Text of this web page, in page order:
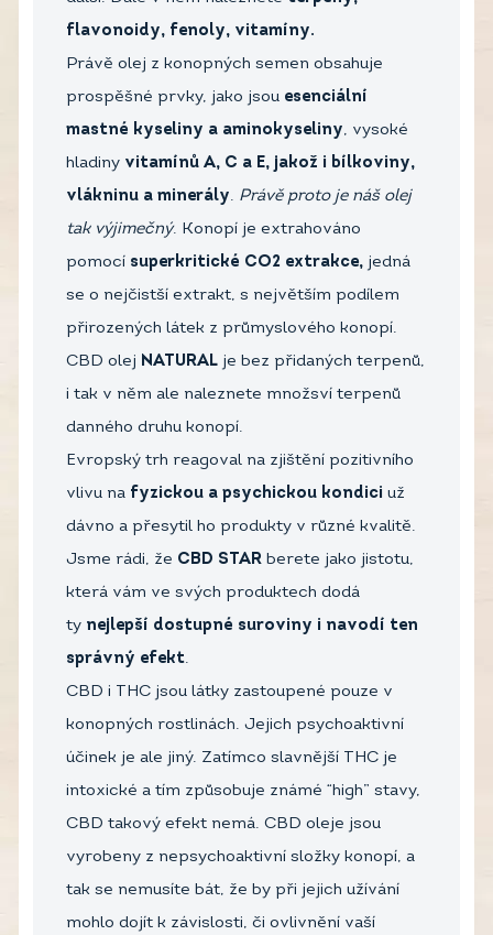
flavonoidy, fenoly, vitamíny.
Právě olej z konopných semen obsahuje
prospěšné prvky, jako jsou esenciální
mastné kyseliny a aminokyseliny, vysoké
hladiny vitamínů A, C a E, jakož i bílkoviny,
vlákninu a minerály. Právě proto je náš olej
tak výjimečný. Konopí je extrahováno
pomocí superkritické CO2 extrakce, jedná
se o nejčistší extrakt, s největším podílem
přirozených látek z průmyslového konopí.
CBD olej NATURAL je bez přidaných terpenů,
i tak v něm ale naleznete množsví terpenů
danného druhu konopí.
Evropský trh reagoval na zjištění pozitivního
vlivu na fyzickou a psychickou kondici už
dávno a přesytil ho produkty v různé kvalitě.
Jsme rádi, že CBD STAR berete jako jistotu,
která vám ve svých produktech dodá
ty nejlepší dostupné suroviny i navodí ten
správný efekt.
CBD i THC jsou látky zastoupené pouze v
konopných rostlinách. Jejich psychoaktivní
účinek je ale jiný. Zatímco slavnější THC je
intoxické a tím způsobuje známé “high” stavy,
CBD takový efekt nemá. CBD oleje jsou
vyrobeny z nepsychoaktivní složky konopí, a
tak se nemusíte bát, že by při jejich užívání
mohlo dojít k závislosti, či ovlivnění vaší